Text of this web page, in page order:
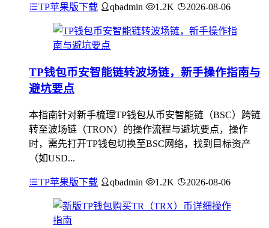
TP苹果版下载 qbadmin 1.2K 2026-08-06
TP钱包币安智能链转波场链，新手操作指南与
避坑要点
本指南针对新手梳理TP钱包从币安智能链（BSC）跨链
转至波场链（TRON）的操作流程与避坑要点，操作
时，需先打开TP钱包切换至BSC网络，找到目标资产
（如USD...
TP苹果版下载 qbadmin 1.2K 2026-08-06